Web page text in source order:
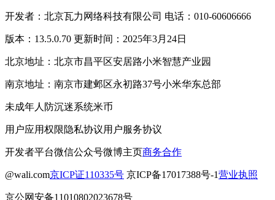
开发者：北京瓦力网络科技有限公司 电话：010-60606666
版本：13.5.0.70 更新时间：2025年3月24日
北京地址：北京市昌平区安居路小米智慧产业园
南京地址：南京市建邺区永初路37号小米华东总部
未成年人防沉迷系统米币
用户应用权限隐私协议用户服务协议
开发者平台微信公众号微博主页商务合作
@wali.com京ICP证110335号 京ICP备17017388号-1营业执照
京公网安备11010802023678号